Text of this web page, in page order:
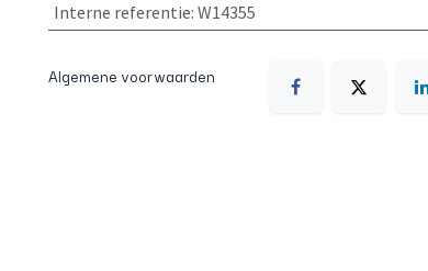
Interne referentie: W14355
Algemene voorwaarden